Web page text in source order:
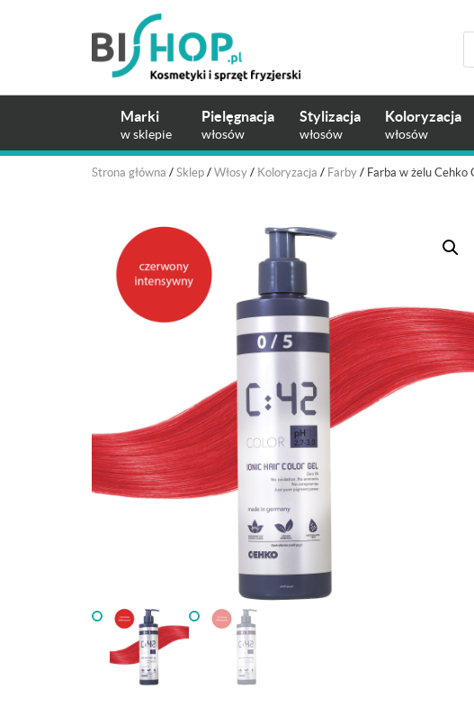
Marki
w sklepie
Pielęgnacja
włosów
Stylizacja
włosów
Koloryzacja
włosów
Strona główna / Sklep / Włosy / Koloryzacja / Farby / Farba w żelu